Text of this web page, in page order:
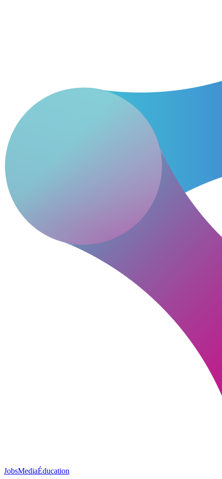
JobsMediaÉducation